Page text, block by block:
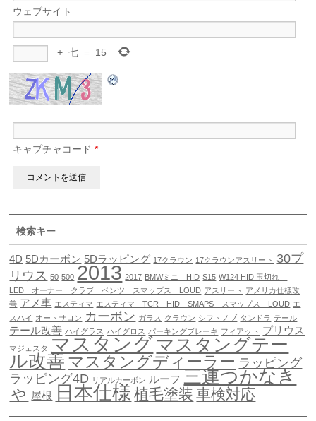
ウェブサイト
+ 七 = 15
キャプチャコード *
検索キー
4D 5Dカーボン 5Dラッピング 17クラウン 17クラウンアスリート
30プ
リウス
50 500 2013 2017 BMWミニ HID S15 W124 HID 玉切れ
LED オーナー クラブ ベンツ スマップス LOUD アスリート
アメリカ仕様改
善 アメ車 エスティマ エスティマ TCR HID SMAPS スマップス LOUD エ
スハイ オートサロン カーボン ガラス クラウン シフトノブ タンドラ テール
テール改善 ハイグラス ハイグロス パーキングブレーキ フィアット プリウス
マジェスタ マスタング マスタングテー
ル改善 マスタングディーラー ラッピング
ラッピング4D リアルカーボン ルーフ 三連つかなき
ゃ 屋根 日本仕様 植毛塗装 車検対応